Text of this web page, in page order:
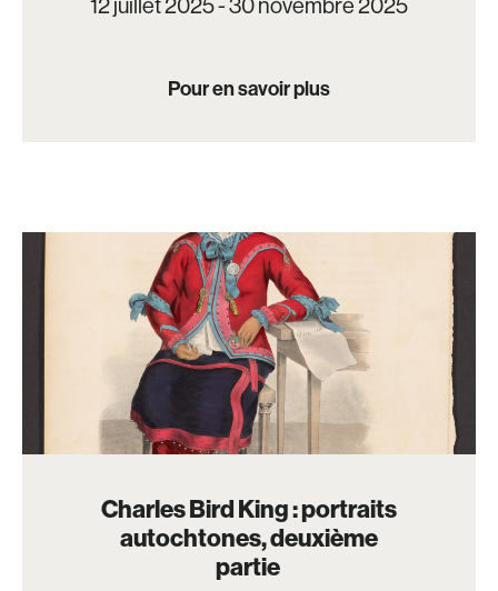
Pour en savoir plus
Charles Bird King : portraits
autochtones, deuxième
partie